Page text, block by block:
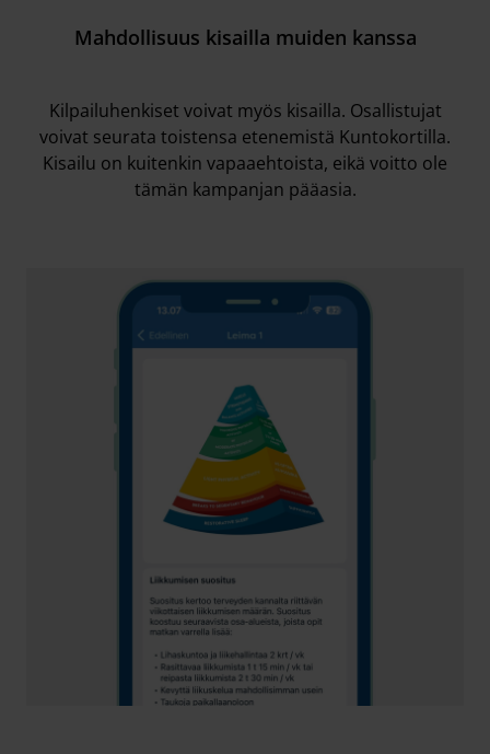
Mahdollisuus kisailla muiden kanssa
Kilpailuhenkiset voivat myös kisailla. Osallistujat
voivat seurata toistensa etenemistä Kuntokortilla.
Kisailu on kuitenkin vapaaehtoista, eikä voitto ole
tämän kampanjan pääasia.